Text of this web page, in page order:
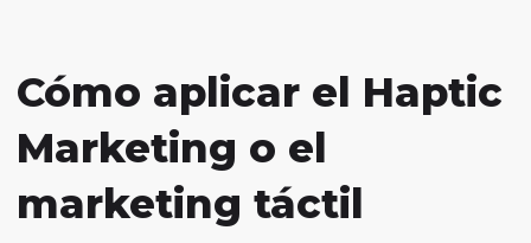
Cómo aplicar el Haptic
Marketing o el
marketing táctil